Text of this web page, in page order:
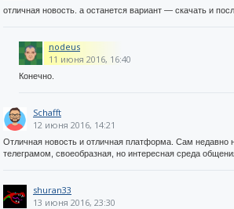
отличная новость. а останется вариант — скачать и
nodeus
11 июня 2016, 16:40
Конечно.
Schafft
12 июня 2016, 14:21
Отличная новость и отличная платформа. Сам недавно
телеграмом, своеобразная, но интересная среда
shuran33
13 июня 2016, 23:30